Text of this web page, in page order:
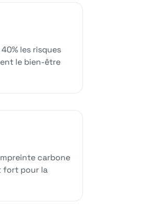
les risques
le bien-être
carbone
fort pour la